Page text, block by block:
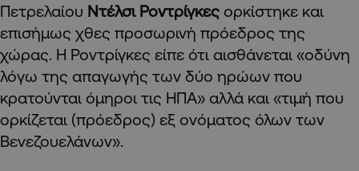
Πετρελαίου Ντέλσι Ροντρίγκες ορκίστηκε και
επισήμως χθες προσωρινή πρόεδρος της
χώρας. Η Ροντρίγκες είπε ότι αισθάνεται «οδύνη
λόγω της απαγωγής των δύο ηρώων που
κρατούνται όμηροι τις ΗΠΑ» αλλά και «τιμή που
ορκίζεται (πρόεδρος) εξ ονόματος όλων των
Βενεζουελάνων».